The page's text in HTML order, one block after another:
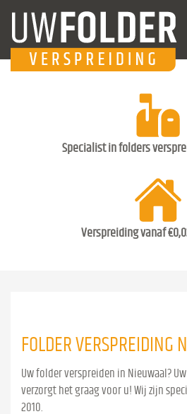
Specialist in folders
Verspreiding vanaf
FOLDER VERSPREIDING
Uw folder verspreiden in Nieuwaal?
verzorgt het graag voor u! Wij zijn
2010.